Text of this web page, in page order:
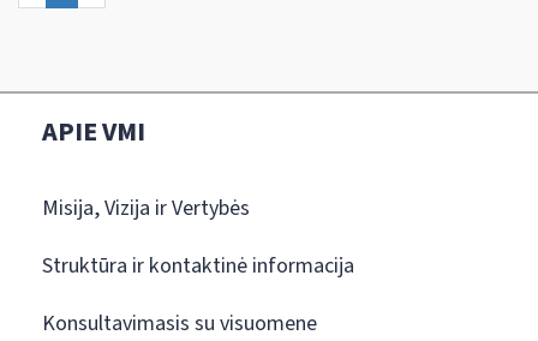
APIE VMI
Misija, Vizija ir Vertybės
Struktūra ir kontaktinė informacija
Konsultavimasis su visuomene